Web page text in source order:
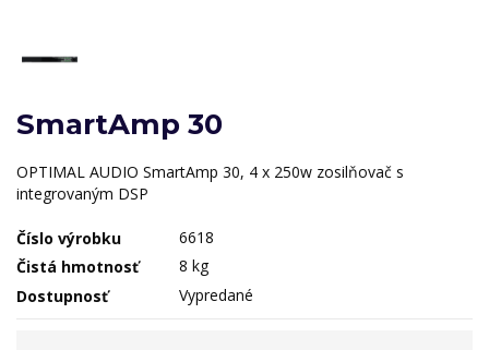
SmartAmp 30
OPTIMAL AUDIO SmartAmp 30, 4 x 250w zosilňovač s
integrovaným DSP
Číslo výrobku
6618
Čistá hmotnosť
8 kg
Dostupnosť
Vypredané